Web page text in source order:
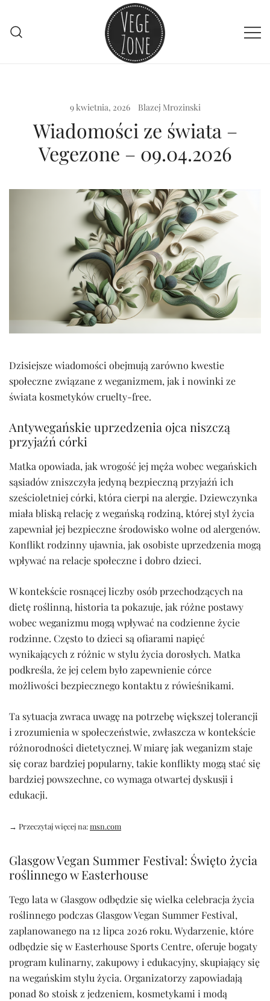
treści
9 kwietnia, 2026 Blazej Mrozinski
Wiadomości ze świata –
Vegezone – 09.04.2026
Dzisiejsze wiadomości obejmują zarówno kwestie
społeczne związane z weganizmem, jak i nowinki ze
świata kosmetyków cruelty-free.
Antywegańskie uprzedzenia ojca niszczą
przyjaźń córki
Matka opowiada, jak wrogość jej męża wobec wegańskich
sąsiadów zniszczyła jedyną bezpieczną przyjaźń ich
sześcioletniej córki, która cierpi na alergie. Dziewczynka
miała bliską relację z wegańską rodziną, której styl życia
zapewniał jej bezpieczne środowisko wolne od alergenów.
Konflikt rodzinny ujawnia, jak osobiste uprzedzenia mogą
wpływać na relacje społeczne i dobro dzieci.
W kontekście rosnącej liczby osób przechodzących na
dietę roślinną, historia ta pokazuje, jak różne postawy
wobec weganizmu mogą wpływać na codzienne życie
rodzinne. Często to dzieci są ofiarami napięć
wynikających z różnic w stylu życia dorosłych. Matka
podkreśla, że jej celem było zapewnienie córce
możliwości bezpiecznego kontaktu z rówieśnikami.
Ta sytuacja zwraca uwagę na potrzebę większej tolerancji
i zrozumienia w społeczeństwie, zwłaszcza w kontekście
różnorodności dietetycznej. W miarę jak weganizm staje
się coraz bardziej popularny, takie konflikty mogą stać się
bardziej powszechne, co wymaga otwartej dyskusji i
edukacji.
→ Przeczytaj więcej na:msn.com
Glasgow Vegan Summer Festival: Święto życia
roślinnego w Easterhouse
Tego lata w Glasgow odbędzie się wielka celebracja życia
roślinnego podczas Glasgow Vegan Summer Festival,
zaplanowanego na 12 lipca 2026 roku. Wydarzenie, które
odbędzie się w Easterhouse Sports Centre, oferuje bogaty
program kulinarny, zakupowy i edukacyjny, skupiający się
na wegańskim stylu życia. Organizatorzy zapowiadają
ponad 80 stoisk z jedzeniem, kosmetykami i modą